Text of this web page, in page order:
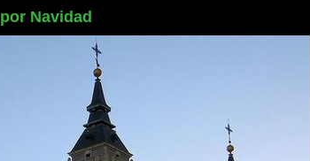
Navidad